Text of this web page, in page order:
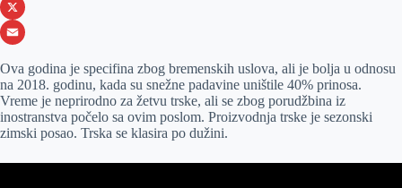
b
o
k
s
e
g
e
r
n
k
d
I
n
i
b
r
W
h
t
s
A
X
m
a
i
Ova godina je specifina zbog bremenskih uslova, ali je bolja u odnosu
na 2018. godinu, kada su snežne padavine uništile 40% prinosa.
Vreme je neprirodno za žetvu trske, ali se zbog porudžbina iz
inostranstva počelo sa ovim poslom. Proizvodnja trske je sezonski
zimski posao. Trska se klasira po dužini.